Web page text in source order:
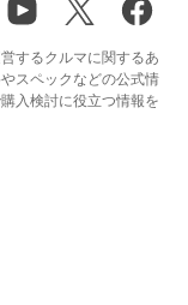
するクルマに関するあ
スペックなどの公式情
入検討に役立つ情報を